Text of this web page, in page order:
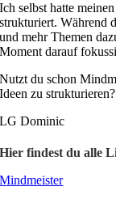
Ich selbst hatte
strukturiert. Während
und mehr Themen
Moment darauf
Nutzt du schon
Ideen zu
LG Dominic
Hier findest du alle
Mindmeister